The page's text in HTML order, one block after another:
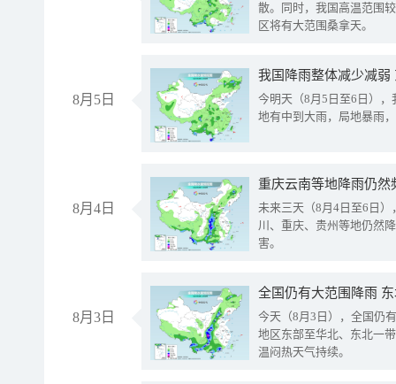
散。同时，我国高温范围
区将有大范围桑拿天。
8月5日
我国降雨整体减少减弱
今明天（8月5日至6日）
地有中到大雨，局地暴雨
8月4日
重庆云南等地降雨仍然
未来三天（8月4日至6日
川、重庆、贵州等地仍然
害。
8月3日
全国仍有大范围降雨
今天（8月3日），全国仍
地区东部至华北、东北一
温闷热天气持续。